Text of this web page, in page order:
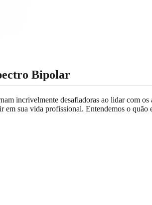
Bipolar
incrivelmente desafiadoras ao lidar com
sua vida profissional. Entendemos o quão